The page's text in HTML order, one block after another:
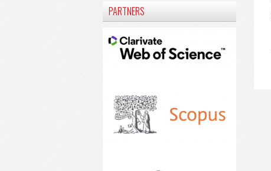
PARTNERS